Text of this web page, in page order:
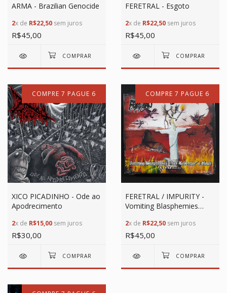
ARMA - Brazilian Genocide
2x de R$22,50 sem juros
R$45,00
FERETRAL - Esgoto
2x de R$22,50 sem juros
R$45,00
COMPRE 7 PAGUE 6
XICO PICADINHO - Ode ao
Apodrecimento
2x de R$15,00 sem juros
R$30,00
COMPRE 7 PAGUE 6
FERETRAL / IMPURITY -
Vomiting Blasphemies
2x de R$22,50 sem juros
R$45,00